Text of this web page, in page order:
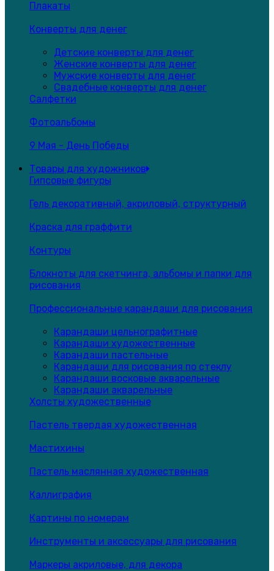
Плакаты
Конверты для денег
Детские конверты для денег
Женские конверты для денег
Мужские конверты для денег
Свадебные конверты для денег
Салфетки
Фотоальбомы
9 Мая - День Победы
Товары для художников
Гипсовые фигуры
Гель декоративный, акриловый, структурный
Краска для граффити
Контуры
Блокноты для скетчинга, альбомы и папки для
рисования
Профессиональные карандаши для рисования
Карандаши цельнографитные
Карандаши художественные
Карандаши пастельные
Карандаши для рисования по стеклу
Карандаши восковые акварельные
Карандаши акварельные
Холсты художественные
Пастель твердая художественная
Мастихины
Пастель маслянная художественная
Каллиграфия
Картины по номерам
Инструменты и аксессуары для рисования
Маркеры акриловые, для декора